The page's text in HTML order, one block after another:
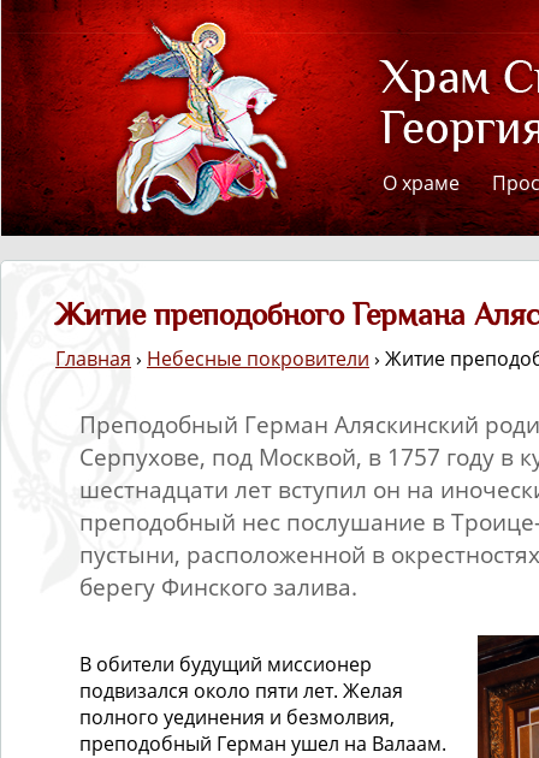
О храме
Житие преподобного Германа
Главная › Небесные покровители › Житие
Преподобный Герман Аляскинский
Серпухове, под Москвой, в 1757 году в
шестнадцати лет вступил он на
преподобный нес послушание в
пустыни, расположенной в
берегу Финского залива.
В обители будущий миссионер
подвизался около пяти лет. Желая
полного уединения и безмолвия,
препо­добный Герман ушел на Валаам.